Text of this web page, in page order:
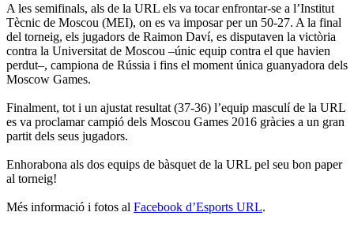
A les semifinals, als de la URL els va tocar enfrontar-se a l’Institut
Tècnic de Moscou (MEI), on es va imposar per un 50-27. A la final
del torneig, els jugadors de Raimon Daví, es disputaven la victòria
contra la Universitat de Moscou –únic equip contra el que havien
perdut–, campiona de Rússia i fins el moment única guanyadora dels
Moscow Games.
Finalment, tot i un ajustat resultat (37-36) l’equip masculí de la URL
es va proclamar campió dels Moscou Games 2016 gràcies a un gran
partit dels seus jugadors.
Enhorabona als dos equips de bàsquet de la URL pel seu bon paper
al torneig!
Més informació i fotos al Facebook d’Esports URL.